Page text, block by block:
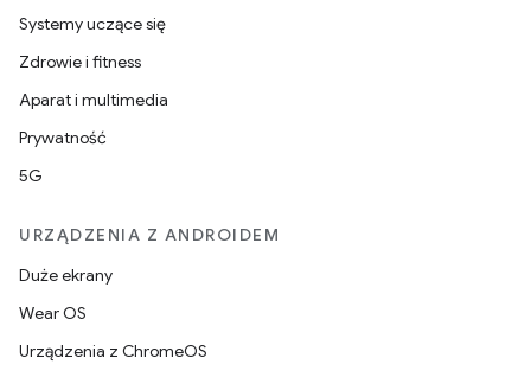
Systemy uczące się
Zdrowie i fitness
Aparat i multimedia
Prywatność
5G
URZĄDZENIA Z ANDROIDEM
Duże ekrany
Wear OS
Urządzenia z ChromeOS